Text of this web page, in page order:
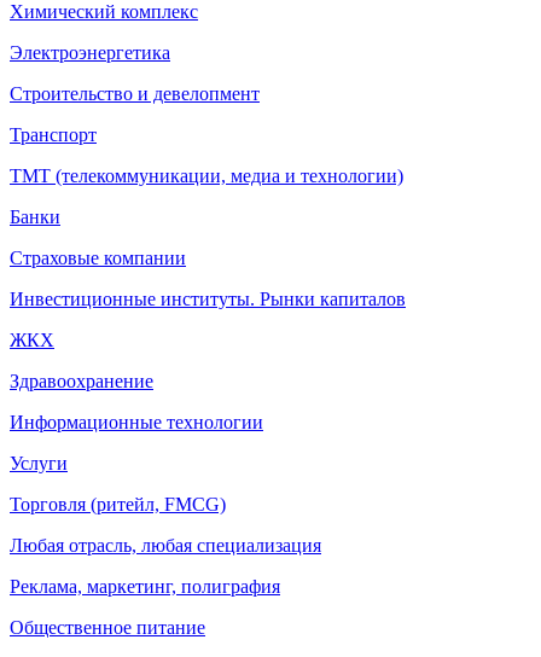
Химический комплекс
Электроэнергетика
Строительство и девелопмент
Транспорт
ТМТ (телекоммуникации, медиа и технологии)
Банки
Страховые компании
Инвестиционные институты. Рынки капиталов
ЖКХ
Здравоохранение
Информационные технологии
Услуги
Торговля (ритейл, FMCG)
Любая отрасль, любая специализация
Реклама, маркетинг, полиграфия
Общественное питание